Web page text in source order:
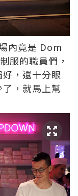
內竟是 Dom
服的職員們，
，還十分眼
，就馬上幫